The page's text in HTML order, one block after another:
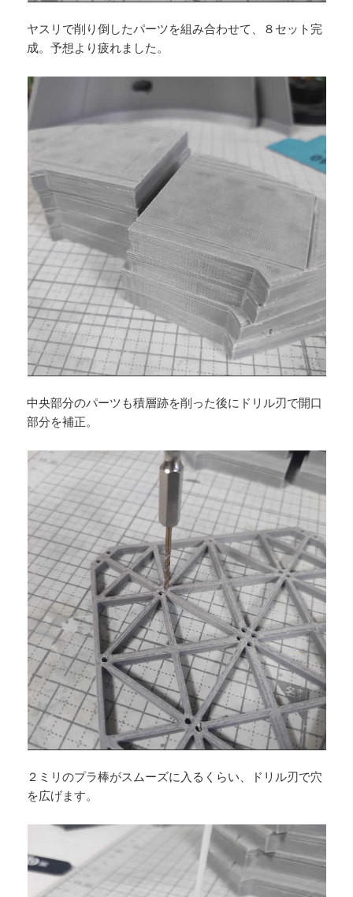
ヤスリで削り倒したパーツを組み合わせて、８セット完
成。予想より疲れました。
中央部分のパーツも積層跡を削った後にドリル刃で開口
部分を補正。
２ミリのプラ棒がスムーズに入るくらい、ドリル刃で穴
を広げます。